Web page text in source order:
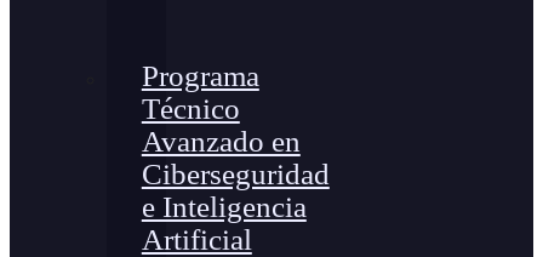
Programa
Técnico
Avanzado en
Ciberseguridad
e Inteligencia
Artificial